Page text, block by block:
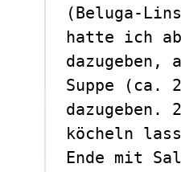
(Beluga-
hatte ich
dazugeben,
Suppe (ca.
dazugeben.
köcheln
Ende mit